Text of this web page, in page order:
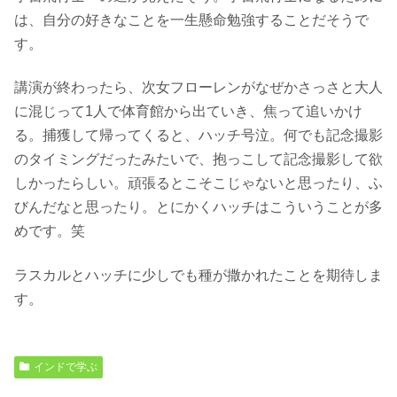
は、自分の好きなことを一生懸命勉強することだそうで
す。
講演が終わったら、次女フローレンがなぜかさっさと大人
に混じって1人で体育館から出ていき、焦って追いかけ
る。捕獲して帰ってくると、ハッチ号泣。何でも記念撮影
のタイミングだったみたいで、抱っこして記念撮影して欲
しかったらしい。頑張るとこそこじゃないと思ったり、ふ
びんだなと思ったり。とにかくハッチはこういうことが多
めです。笑
ラスカルとハッチに少しでも種が撒かれたことを期待しま
す。
インドで学ぶ